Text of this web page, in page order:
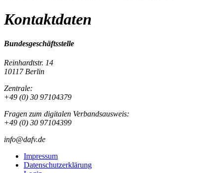
Kontaktdaten
Bundesgeschäftsstelle
Reinhardtstr. 14
10117 Berlin
Zentrale:
+49 (0) 30 97104379
Fragen zum digitalen Verbandsausweis:
+49 (0) 30 97104399
info@dafv.de
Impressum
Datenschutzerklärung